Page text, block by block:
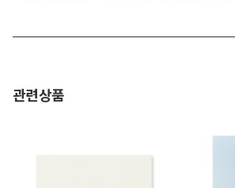
관련상품